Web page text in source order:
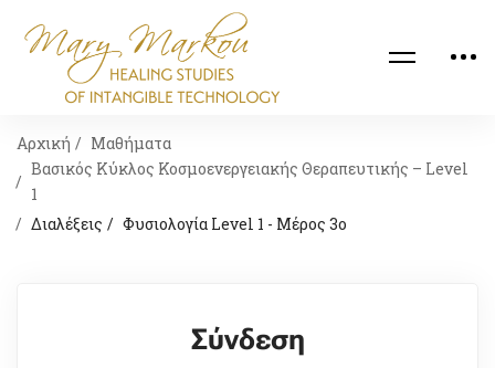
Αρχική
Μαθήματα
Βασικός Κύκλος Κοσμοενεργειακής Θεραπευτικής – Level
1
Διαλέξεις
Φυσιολογία Level 1 - Μέρος 3ο
Σύνδεση